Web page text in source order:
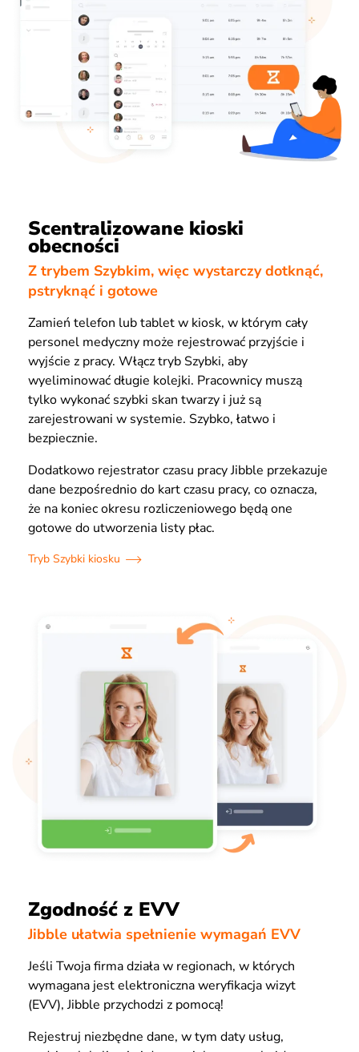
Scentralizowane kioski
obecności
Z trybem Szybkim, więc wystarczy dotknąć,
pstryknąć i gotowe
Zamień telefon lub tablet w kiosk, w którym cały
personel medyczny może rejestrować przyjście i
wyjście z pracy. Włącz tryb Szybki, aby
wyeliminować długie kolejki. Pracownicy muszą
tylko wykonać szybki skan twarzy i już są
zarejestrowani w systemie. Szybko, łatwo i
bezpiecznie.
Dodatkowo rejestrator czasu pracy Jibble przekazuje
dane bezpośrednio do kart czasu pracy, co oznacza,
że na koniec okresu rozliczeniowego będą one
gotowe do utworzenia listy płac.
Tryb Szybki kiosku
Zgodność z EVV
Jibble ułatwia spełnienie wymagań EVV
Jeśli Twoja firma działa w regionach, w których
wymagana jest elektroniczna weryfikacja wizyt
(EVV), Jibble przychodzi z pomocą!
Rejestruj niezbędne dane, w tym daty usług,